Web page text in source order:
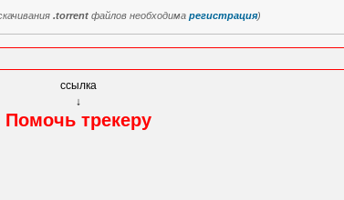
.torrent файлов необходимарегистрация)
ссылка
↓
Помочь трекеру